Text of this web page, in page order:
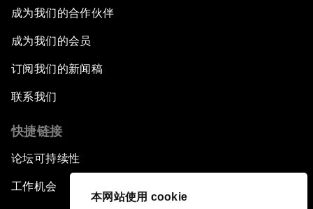
本网站使用 cookie
成为我们的合作伙伴
成为我们的会员
订阅我们的新闻稿
联系我们
快捷链接
论坛可持续性
工作机会